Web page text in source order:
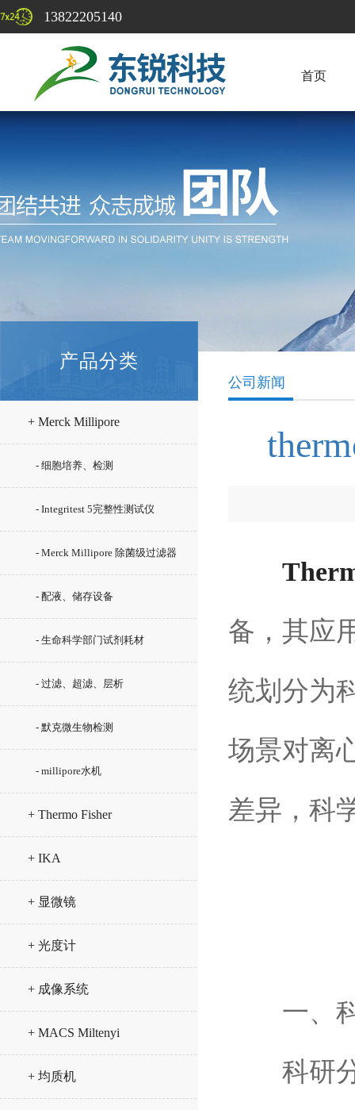
13822205140
首页
产品分类
+ Merck Millipore
- 细胞培养、检测
- Integritest 5完整性测试仪
- Merck Millipore 除菌级过滤器
- 配液、储存设备
- 生命科学部门试剂耗材
- 过滤、超滤、层析
- 默克微生物检测
- millipore水机
+ Thermo Fisher
+ IKA
+ 显微镜
+ 光度计
+ 成像系统
+ MACS Miltenyi
+ 均质机
公司新闻
备，其应
统划分为
场景对离
差异，科
一、科
科研分